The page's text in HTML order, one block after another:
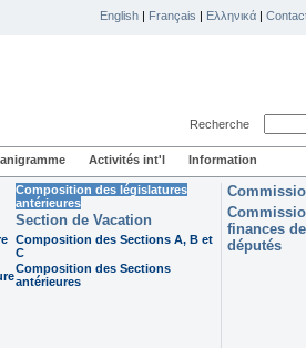
English | Français | Ελληνικά |
Recherche
Activités int'l Information
Composition des législatures
antérieures
Section de Vacation
Composition des Sections A, B et
C
Composition des Sections
antérieures
finances
députés